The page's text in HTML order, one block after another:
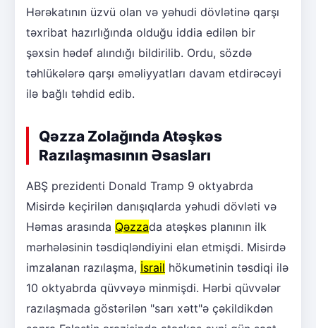
Hərəkatının üzvü olan və yəhudi dövlətinə qarşı
təxribat hazırlığında olduğu iddia edilən bir
şəxsin hədəf alındığı bildirilib. Ordu, sözdə
təhlükələrə qarşı əməliyyatları davam etdirəcəyi
ilə bağlı təhdid edib.
Qəzza Zolağında Atəşkəs
Razılaşmasının Əsasları
ABŞ prezidenti Donald Tramp 9 oktyabrda
Misirdə keçirilən danışıqlarda yəhudi dövləti və
Həmas arasında Qəzzada atəşkəs planının ilk
mərhələsinin təsdiqləndiyini elan etmişdi. Misirdə
imzalanan razılaşma, İsrail hökumətinin təsdiqi ilə
10 oktyabrda qüvvəyə minmişdi. Hərbi qüvvələr
razılaşmada göstərilən "sarı xətt"ə çəkildikdən